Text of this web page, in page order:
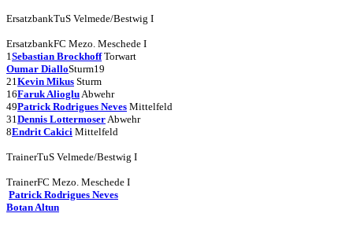
ErsatzbankTuS Velmede/Bestwig I
ErsatzbankFC Mezo. Meschede I
1Sebastian Brockhoff Torwart
Oumar DialloSturm19
21Kevin Mikus Sturm
16Faruk AliogluAbwehr
49Patrick Rodrigues Neves Mittelfeld
31Dennis LottermoserAbwehr
8Endrit Cakici Mittelfeld
TrainerTuS Velmede/Bestwig I
TrainerFC Mezo. Meschede I
Patrick Rodrigues Neves
Botan Altun